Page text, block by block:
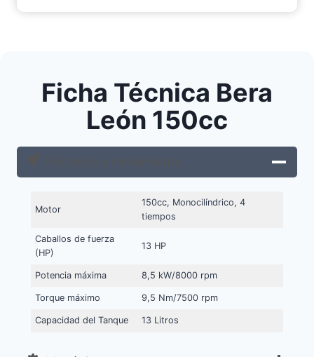
Ficha Técnica Bera
León 150cc
Motor
150cc, Monocilíndrico, 4
tiempos
Caballos de fuerza
(HP)
13 HP
Potencia máxima 8,5 kW/8000 rpm
Torque máximo 9,5 Nm/7500 rpm
Capacidad del Tanque 13 Litros